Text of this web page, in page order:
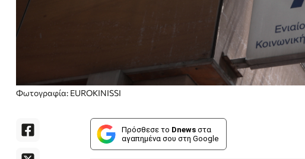
Φωτογραφία: EUROKINISSI
Πρόσθεσε το Dnews στα
αγαπημένα σου στη Google